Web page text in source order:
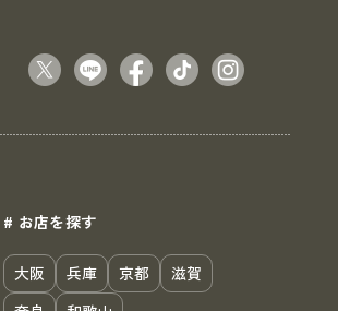
# お店を探す
大阪 兵庫 京都 滋賀